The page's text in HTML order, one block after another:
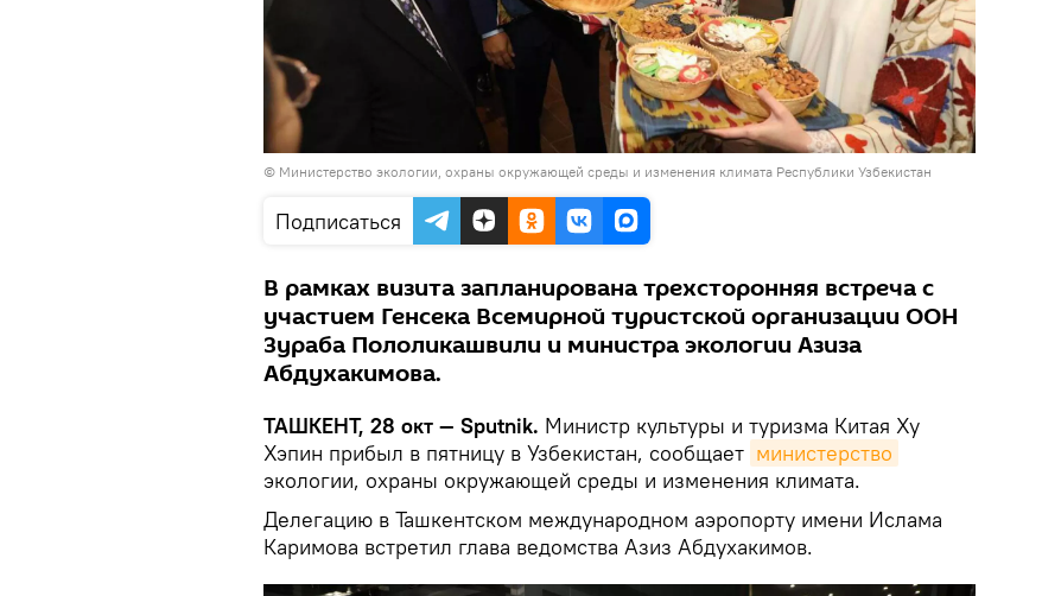
© Министерство экологии, охраны окружающей среды и изменения климата Республики Узбекистан
Подписаться
В рамках визита запланирована трехсторонняя встреча с
участием Генсека Всемирной туристской организации ООН
Зураба Пололикашвили и министра экологии Азиза
Абдухакимова.
ТАШКЕНТ, 28 окт — Sputnik. Министр культуры и туризма Китая Ху
Хэпин прибыл в пятницу в Узбекистан, сообщает министерство
экологии, охраны окружающей среды и изменения климата.
Делегацию в Ташкентском международном аэропорту имени Ислама
Каримова встретил глава ведомства Азиз Абдухакимов.